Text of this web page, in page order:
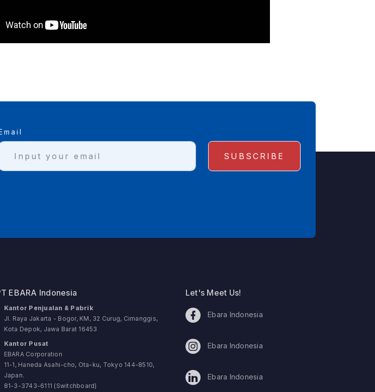
EBARA Indonesia
Kantor Penjualan & Pabrik
Jl. Raya Jakarta - Bogor, KM, 32 Curug, Cimanggis,
Kota Depok, Jawa Barat 16453
Kantor Pusat
EBARA Corporation
11-1, Haneda Asahi-cho, Ota-ku, Tokyo 144-8510,
Japan.
81-3-3743-6111 (Switchboard)
Let's Meet Us!
Ebara Indonesia
Ebara Indonesia
Ebara Indonesia